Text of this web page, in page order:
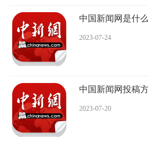
中国新闻网是什
2023-07-24
中国新闻网投稿
2023-07-20